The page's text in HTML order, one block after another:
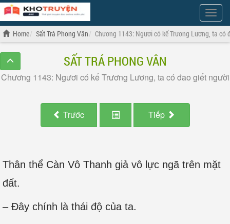
Show
Menu
Home Sất Trá Phong Vân Chương 1143: Ngươi có kế Trương Lương, ta có
SẤT TRÁ PHONG VÂN
Chương 1143: Ngươi có kế Trương Lương, ta có đao giết người
Trước Tiếp
Thân thể Càn Vô Thanh giả vô lực ngã trên mặt
đất.
– Đây chính là thái độ của ta.